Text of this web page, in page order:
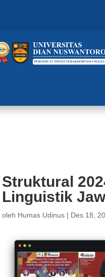
Struktural
Linguistik
oleh Humas Udinus | Des 18,